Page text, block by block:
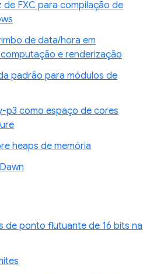
de FXC para compilação de
de data/hora em
e renderização
padrão para módulos de
p3 como espaço de cores
heaps de memória
de ponto flutuante de 16 bits na